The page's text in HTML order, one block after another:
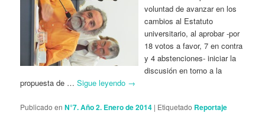
voluntad de avanzar en los
cambios al Estatuto
universitario, al aprobar -por
18 votos a favor, 7 en contra
y 4 abstenciones- iniciar la
discusión en torno a la
propuesta de …Sigue leyendo →
Publicado en N°7. Año 2. Enero de 2014 | Etiquetado Reportaje